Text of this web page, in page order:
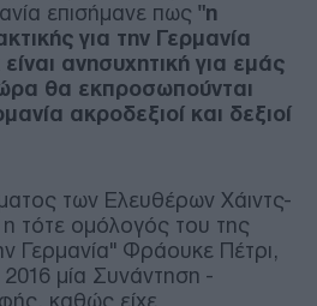
επισήμανε πως "η
για την Γερμανία
ανησυχητική για εμάς
θα εκπροσωπούνται
ακροδεξιοί και δεξιοί
των Ελευθέρων Χάιντς-
η τότε ομόλογός του της
Γερμανία" Φράουκε Πέτρι,
2016 μία Συνάντηση -
καθώς είχε